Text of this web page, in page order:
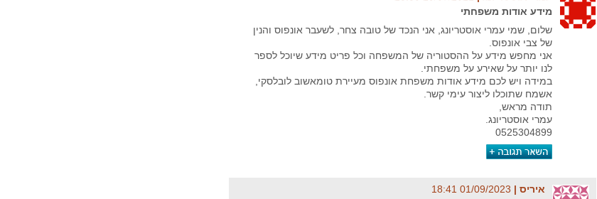
מידע אודות משפחתי
שלום, שמי עמרי אוסטריונג, אני הנכד של טובה צחר, לשעבר אונפוס והנין
של צבי אונפוס.
אני מחפש מידע על ההסטוריה של המשפחה וכל פריט מידע שיוכל לספר
לנו יותר על שאירע על משפחתי.
במידה ויש לכם מידע אודות משפחת אונפוס מעיירת טומאשוב לובלסקי,
אשמח שתוכלו ליצור עימי קשר.
תודה מראש,
עמרי אוסטריונג.
0525304899
איריס‏ |